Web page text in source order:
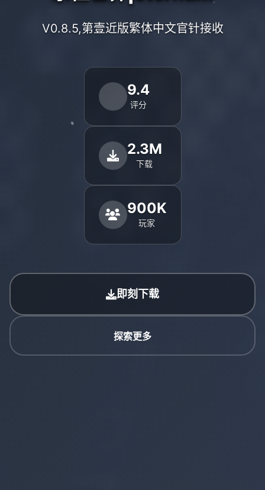
V0.8.5,第壹近版繁体中文官针接收
9.4
评分
2.3M
下载
900K
玩家
即刻下载
探索更多